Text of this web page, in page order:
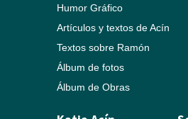
Humor Gráfico
Artículos y textos de Acín
Textos sobre Ramón
Álbum de fotos
Álbum de Obras